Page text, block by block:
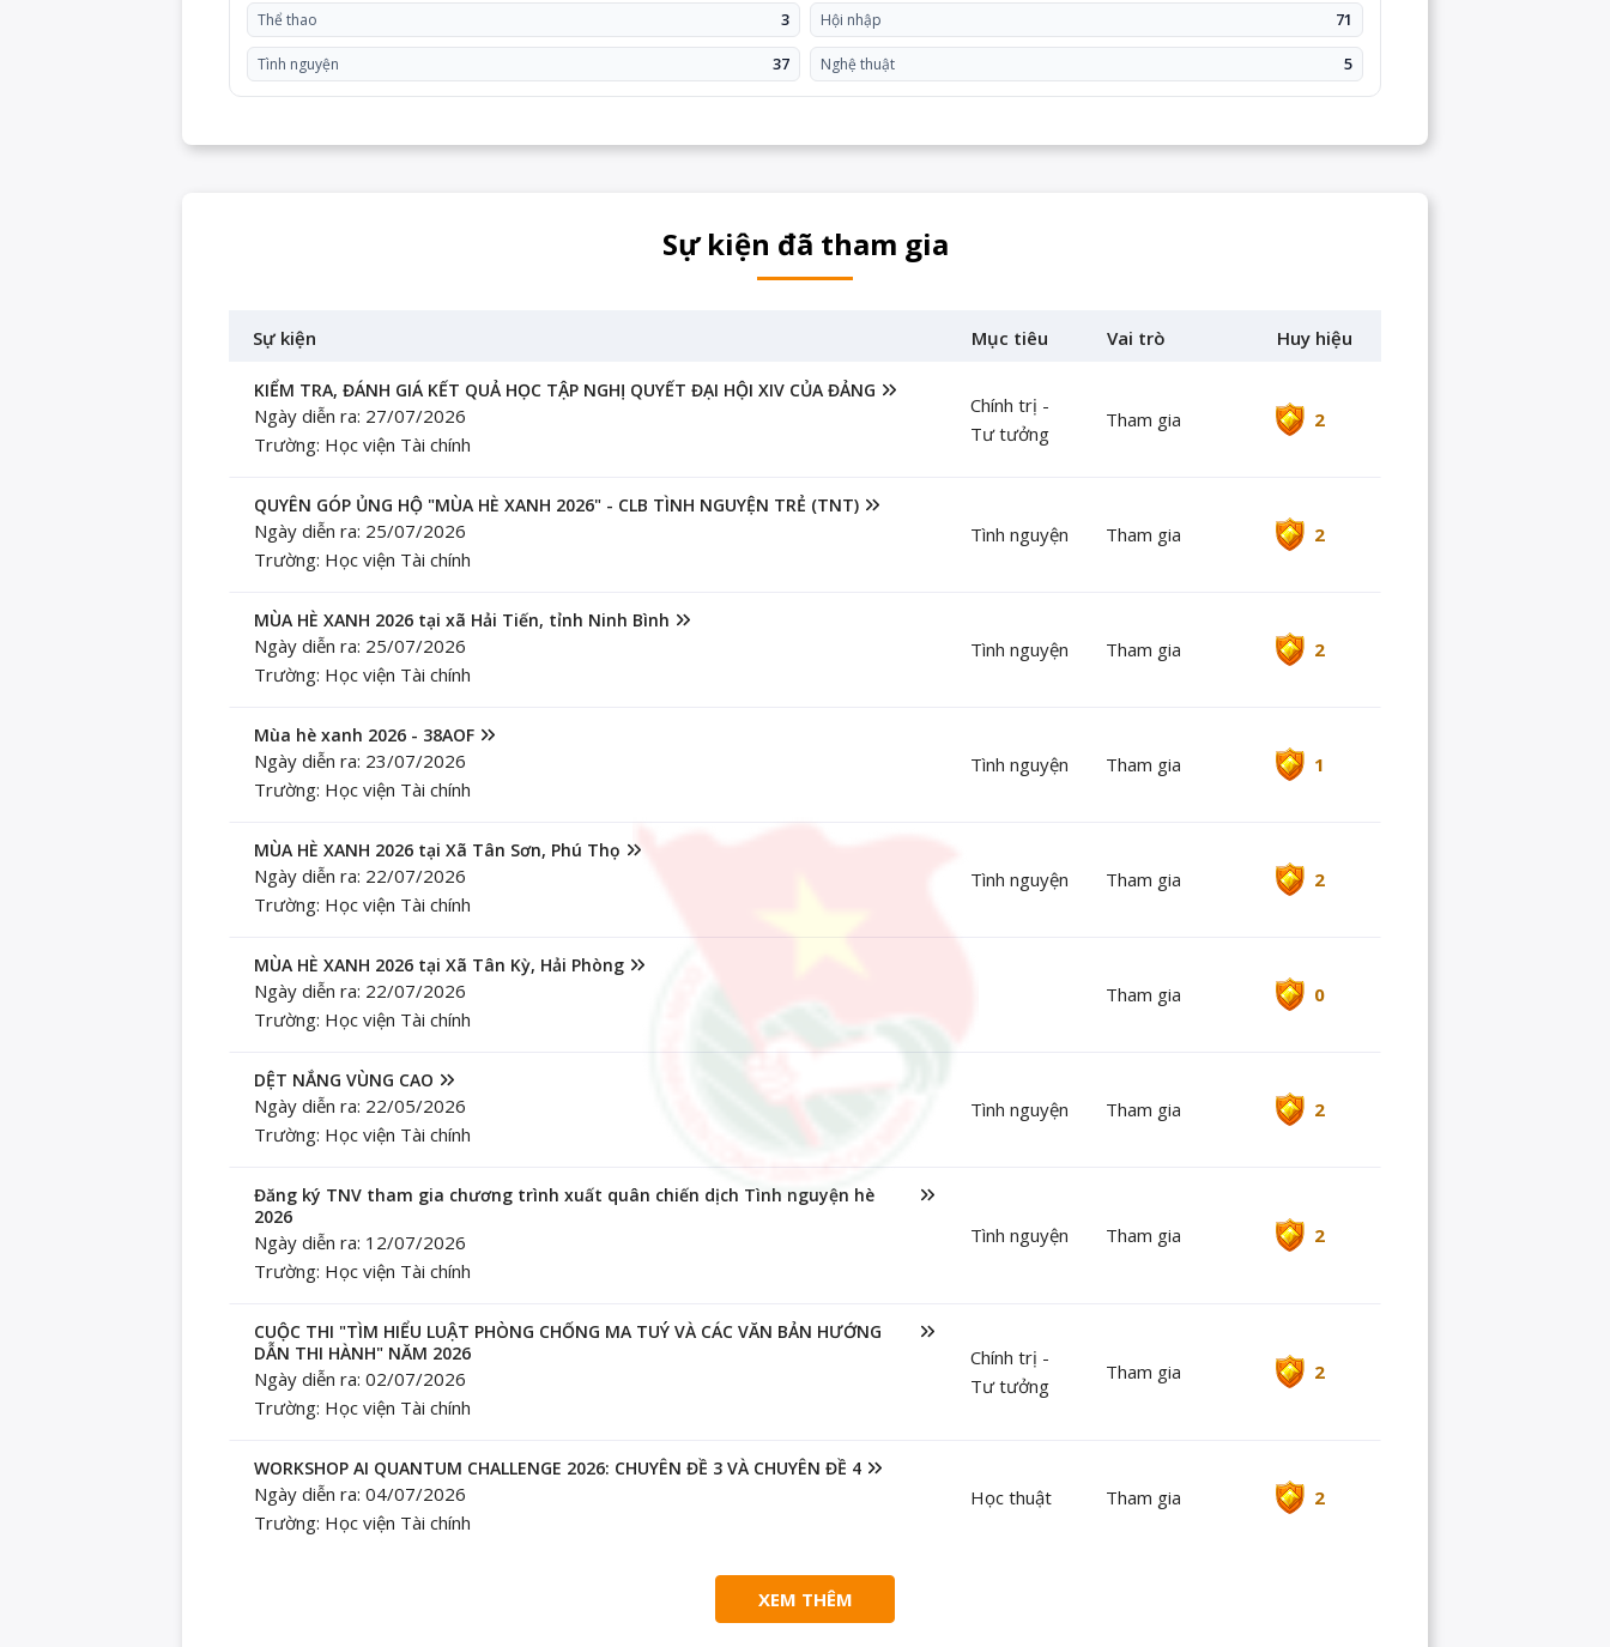
Thể thao 3 Hội nhập 71
Tình nguyện 37 Nghệ thuật 5
Sự kiện đã tham gia
Sự kiện Mục tiêu Vai trò Huy hiệu
KIỂM TRA, ĐÁNH GIÁ KẾT QUẢ HỌC TẬP NGHỊ QUYẾT ĐẠI HỘI XIV CỦA ĐẢNG
Ngày diễn ra: 27/07/2026
Trường: Học viện Tài chính
Chính trị -
Tư tưởng
Tham gia 2
QUYÊN GÓP ỦNG HỘ "MÙA HÈ XANH 2026" - CLB TÌNH NGUYỆN TRẺ (TNT)
Ngày diễn ra: 25/07/2026
Trường: Học viện Tài chính
Tình nguyện Tham gia 2
MÙA HÈ XANH 2026 tại xã Hải Tiến, tỉnh Ninh Bình
Ngày diễn ra: 25/07/2026
Trường: Học viện Tài chính
Tình nguyện Tham gia 2
Mùa hè xanh 2026 - 38AOF
Ngày diễn ra: 23/07/2026
Trường: Học viện Tài chính
Tình nguyện Tham gia 1
MÙA HÈ XANH 2026 tại Xã Tân Sơn, Phú Thọ
Ngày diễn ra: 22/07/2026
Trường: Học viện Tài chính
Tình nguyện Tham gia 2
MÙA HÈ XANH 2026 tại Xã Tân Kỳ, Hải Phòng
Ngày diễn ra: 22/07/2026
Trường: Học viện Tài chính
Tham gia 0
DỆT NẮNG VÙNG CAO
Ngày diễn ra: 22/05/2026
Trường: Học viện Tài chính
Tình nguyện Tham gia 2
Đăng ký TNV tham gia chương trình xuất quân chiến dịch Tình nguyện hè
2026
Ngày diễn ra: 12/07/2026
Trường: Học viện Tài chính
Tình nguyện Tham gia 2
CUỘC THI "TÌM HIỂU LUẬT PHÒNG CHỐNG MA TUÝ VÀ CÁC VĂN BẢN HƯỚNG
DẪN THI HÀNH" NĂM 2026
Ngày diễn ra: 02/07/2026
Trường: Học viện Tài chính
Chính trị -
Tư tưởng
Tham gia 2
WORKSHOP AI QUANTUM CHALLENGE 2026: CHUYÊN ĐỀ 3 VÀ CHUYÊN ĐỀ 4
Ngày diễn ra: 04/07/2026
Trường: Học viện Tài chính
Học thuật Tham gia 2
XEM THÊM